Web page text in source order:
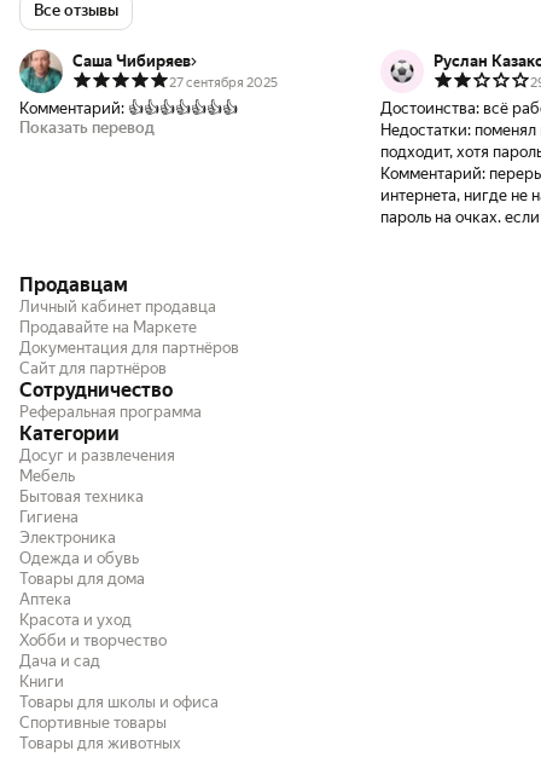
Все отзывы
Саша Чибиряев
27 сентября 2025
Комментарий: 👍👍👍👍👍👍👍
Показать перевод
Руслан
Достоинства: всё
Недостатки: поменял
подходит, хотя
Комментарий:
интернета, нигде не
пароль на очках.
Продавцам
Личный кабинет продавца
Продавайте на Маркете
Документация для партнёров
Сайт для партнёров
Сотрудничество
Реферальная программа
Категории
Досуг и развлечения
Мебель
Бытовая техника
Гигиена
Электроника
Одежда и обувь
Товары для дома
Аптека
Красота и уход
Хобби и творчество
Дача и сад
Книги
Товары для школы и офиса
Спортивные товары
Товары для животных